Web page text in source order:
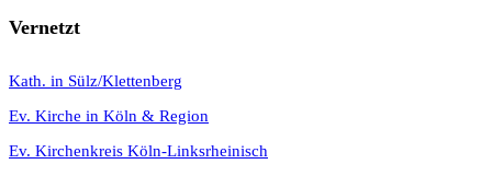
Vernetzt
Kath. in Sülz/Klettenberg
Ev. Kirche in Köln & Region
Ev. Kirchenkreis Köln-Linksrheinisch